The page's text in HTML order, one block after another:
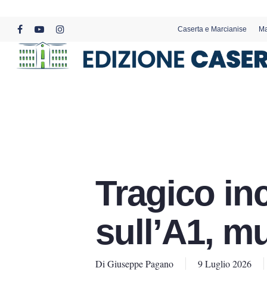
content
facebookyoutubeinstagram
Caserta e Marcianise
Tragico
sull’A1,
Di Giuseppe Pagano 9 Luglio 2026